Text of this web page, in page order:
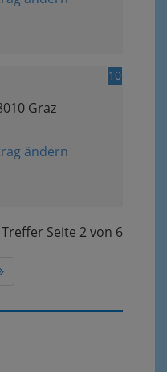
10
Graz
ändern
Treffer Seite 2von 6